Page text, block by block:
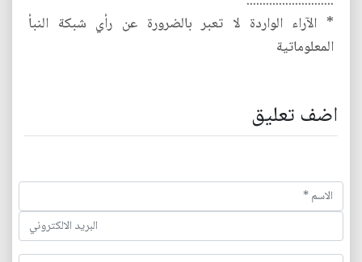
* الآراء الواردة لا تعبر بالضرورة عن رأي شبكة النبأ
المعلوماتية
اضف تعليق